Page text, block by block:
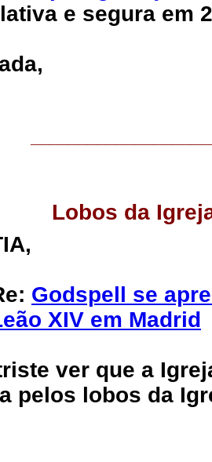
e segura em
Lobos da
Godspell se
XIV em Madrid
ver que a
pelos lobos da